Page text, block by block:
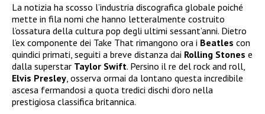
La notizia ha scosso l’industria discografica globale poiché
mette in fila nomi che hanno letteralmente costruito
l’ossatura della cultura pop degli ultimi sessant’anni. Dietro
l’ex componente dei Take That rimangono ora i Beatles con
quindici primati, seguiti a breve distanza dai Rolling Stones e
dalla superstar Taylor Swift. Persino il re del rock and roll,
Elvis Presley , osserva ormai da lontano questa incredibile
ascesa fermandosi a quota tredici dischi d’oro nella
prestigiosa classifica britannica.